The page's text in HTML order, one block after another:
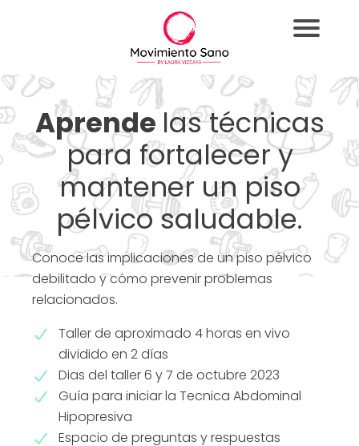
Aprende las técnicas
para fortalecer y
mantener un piso
pélvico saludable.
Conoce las implicaciones de un piso pélvico
debilitado y cómo prevenir problemas
relacionados.
Taller de aproximado 4 horas en vivo
dividido en 2 días
Dias del taller 6 y 7 de octubre 2023
Guía para iniciar la Tecnica Abdominal
Hipopresiva
Espacio de preguntas y respuestas